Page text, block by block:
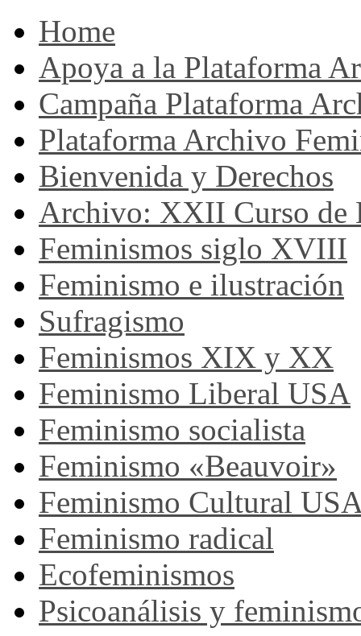
Home
Apoya a la Plataforma
Campaña Plataforma
Plataforma Archivo
Bienvenida y Derechos
Archivo: XXII Curso de
Feminismos siglo XVIII
Feminismo e ilustración
Sufragismo
Feminismos XIX y XX
Feminismo Liberal USA
Feminismo socialista
Feminismo «Beauvoir»
Feminismo Cultural
Feminismo radical
Ecofeminismos
Psicoanálisis y